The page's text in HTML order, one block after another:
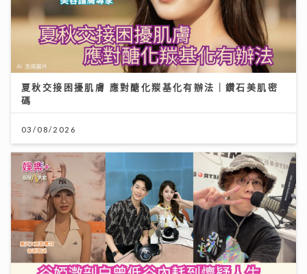
夏秋交接困擾肌膚 應對醣化羰基化有辦法｜鑽石美肌密
碼
03/08/2026